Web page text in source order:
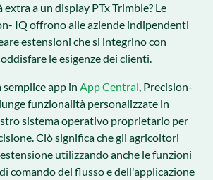
a un display PTx Trimble? Le
IQ offrono alle aziende indipendenti
estensioni che si integrino con
le esigenze dei clienti.
app in App Central, Precision-
funzionalità personalizzate in
sistema operativo proprietario per
Ciò significa che gli agricoltori
utilizzando anche le funzioni
comando del flusso e dell'applicazione